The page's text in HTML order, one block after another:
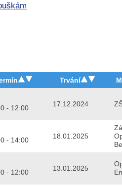
Trvání
- 12:00
17.12.2024
- 14:00
18.01.2025
- 12:00
13.01.2025